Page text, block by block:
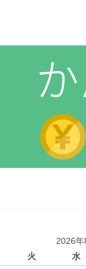
2026年
火 水